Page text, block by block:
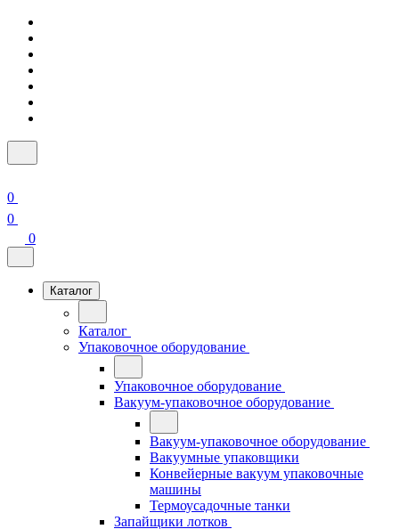
0
0
0
Каталог
Каталог
Упаковочное оборудование
Упаковочное оборудование
Вакуум-упаковочное оборудование
Вакуум-упаковочное оборудование
Вакуумные упаковщики
Конвейерные вакуум упаковочные
машины
Термоусадочные танки
Запайщики лотков